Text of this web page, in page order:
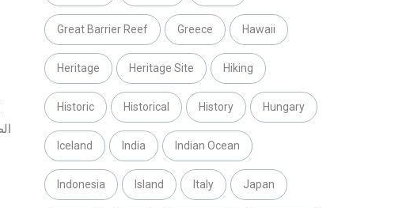
Great Barrier Reef Greece Hawaii
Heritage Heritage Site Hiking
Historic Historical History Hungary
Iceland India Indian Ocean
Indonesia Island Italy Japan